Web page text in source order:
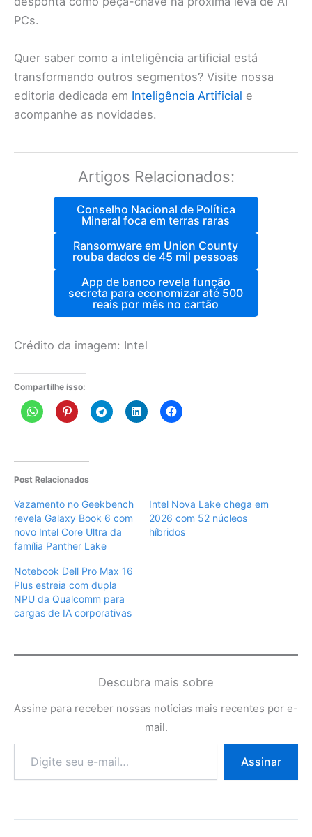
PCs.
Quer saber como a inteligência artificial está
transformando outros segmentos? Visite nossa
editoria dedicada em Inteligência Artificial e
acompanhe as novidades.
Artigos Relacionados:
Conselho Nacional de Política
Mineral foca em terras raras
Ransomware em Union County
rouba dados de 45 mil pessoas
App de banco revela função
secreta para economizar até 500
reais por mês no cartão
Crédito da imagem: Intel
Compartilhe isso:
Post Relacionados
Vazamento no Geekbench
revela Galaxy Book 6 com
novo Intel Core Ultra da
família Panther Lake
Intel Nova Lake chega em
2026 com 52 núcleos
híbridos
Notebook Dell Pro Max 16
Plus estreia com dupla
NPU da Qualcomm para
cargas de IA corporativas
Descubra mais sobre
Assine para receber nossas notícias mais recentes por e-
mail.
e-
Assinar